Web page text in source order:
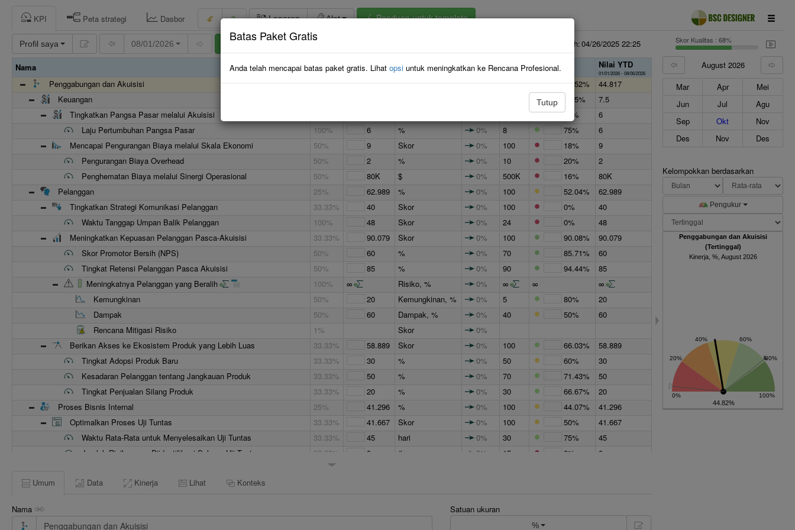
KPI Peta strategi Dasbor Laporan Alat Panduan untuk template
Profil saya 08/01/2026 Terakhir diubah:04/26/2025 22:25 Skor Kualitas : 68%
Nama Bobot Nilai Dinamis Target Kemajuan Nilai YTD
01/01/2026 - 08/06/2026
Penggabungan dan Akuisisi 44.817 % 0% 100 52.52%
44.817
Keuangan
46.5%
7.5
Tingkatkan Pangsa Pasar melalui Akuisisi
75%
6
Laju Pertumbuhan Pangsa Pasar
100% 6 % 0% 8 75%
6
Mencapai Pengurangan Biaya melalui Skala Ekonomi
50% 9 Skor 0% 100 18%
9
Pengurangan Biaya Overhead
50% 2 % 0% 10 20%
2
Penghematan Biaya melalui Sinergi Operasional
50% 80K $ 0% 500K 16%
80K
Pelanggan
25% 62.989 % 0% 100 52.04%
62.989
Tingkatkan Strategi Komunikasi Pelanggan
33.33% 40 Skor 0% 100 0%
40
Waktu Tanggap Umpan Balik Pelanggan
100% 48 Skor 0% 24 0%
48
Meningkatkan Kepuasan Pelanggan Pasca-Akuisisi
33.33% 90.079 Skor 0% 100 90.08%
90.079
Skor Promotor Bersih (NPS)
50% 60 % 0% 70 85.71%
60
Tingkat Retensi Pelanggan Pasca Akuisisi
50% 85 % 0% 90 94.44%
85
Meningkatnya Pelanggan yang Beralih
100% ∞ Risiko, % 0% ∞ ∞
∞
Kemungkinan
50% 20 Kemungkinan, % 0% 5 80%
20
Dampak
50% 60 Dampak, % 0% 40 50%
60
Rencana Mitigasi Risiko
1% Skor
0%
Berikan Akses ke Ekosistem Produk yang Lebih Luas
33.33% 58.889 Skor 0% 100 66.03%
58.889
Tingkat Adopsi Produk Baru
33.33% 30 % 0% 50 60%
30
Kesadaran Pelanggan tentang Jangkauan Produk
33.33% 50 % 0% 70 71.43%
50
Tingkat Penjualan Silang Produk
33.33% 20 % 0% 30 66.67%
20
Proses Bisnis Internal
25% 41.296 % 0% 100 44.07%
41.296
Optimalkan Proses Uji Tuntas
33.33% 41.667 Skor 0% 100 50%
41.667
Waktu Rata-Rata untuk Menyelesaikan Uji Tuntas
33.33% 45 hari 0% 30 75%
45
Jumlah Risiko yang Diidentifikasi Selama Uji Tuntas
33.33% 0 # 0% 15 0%
0
33.33%
Audit Kepatuhan terhadap Persyaratan Regulasi
Efisiensi Operasional Teknologi Baru
50% 5 Skor 0% 15 33.33%
5
Umum Data Kinerja Lihat Konteks
Nama Satuan ukuran
%
August 2026
Mar
Apr
Mei
Jun
Jul
Agu
Sep
Okt
Nov
Des
Nov Des
Kelompokkan berdasarkan
Pengukur
Penggabungan dan Akuisisi
(Tertinggal)
Kinerja, %, August 2026
44.82%
Batas Paket Gratis
Anda telah mencapai batas paket gratis. Lihat opsi untuk meningkatkan ke Rencana Profesional.
Tutup